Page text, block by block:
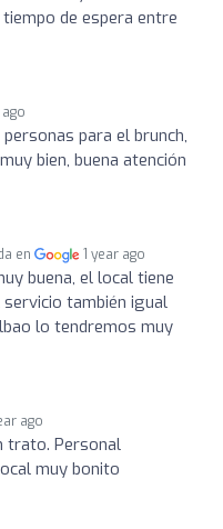
de espera entre
ago
para el brunch,
bien, buena atención
en 1 year ago
buena, el local tiene
servicio también igual
lo tendremos muy
ago
trato. Personal
muy bonito